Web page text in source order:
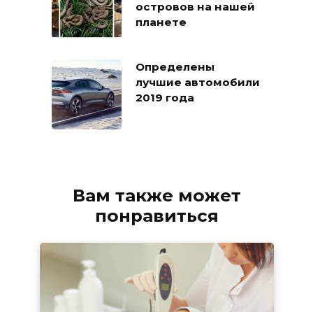
островов на нашей
планете
Определены
лучшие автомобили
2019 года
Вам также может
понравиться